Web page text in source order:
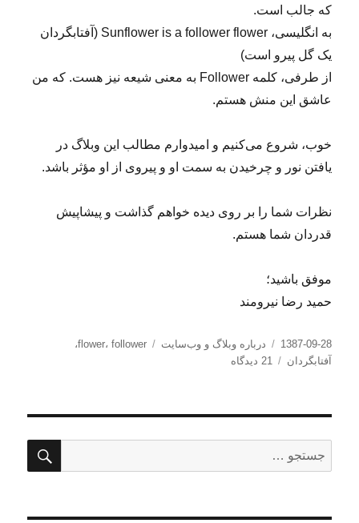
که جالب است.
به انگلیسی، Sunflower is a follower flower (آفتابگردان
یک گل پیرو است)
از طرفی، کلمه Follower به معنی شیعه نیز هست. که من
عاشق این منش هستم.
خوب، شروع می‌کنیم و امیدوارم مطالب این وبلاگ در
یافتن نور و چرخیدن به سمت او و پیروی از او مؤثر باشد.
نظرات شما را بر روی دیده خواهم گذاشت و پیشاپیش
قدردان شما هستم.
موفق باشید؛
حمید رضا نیرومند
ارسال
شده
1387-09-28 دسته‌ها
درباره وبلاگ و وب‌سایت برچسب‌هاflower، follower
،
آفتابگردان
21 دیدگاه
برای: